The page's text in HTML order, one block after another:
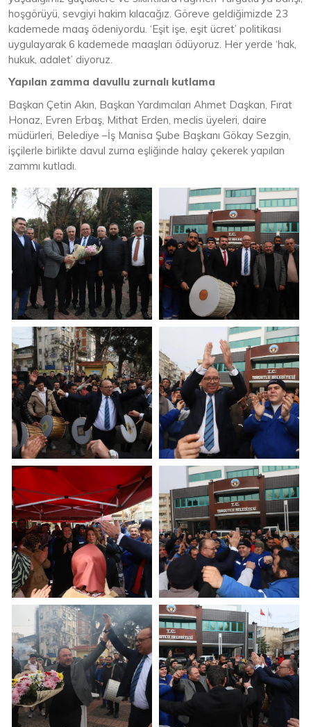
hoşgörüyü, sevgiyi hakim kılacağız. Göreve geldiğimizde 23
kademede maaş ödeniyordu. ‘Eşit işe, eşit ücret’ politikası
uygulayarak 6 kademede maaşları ödüyoruz. Her yerde ‘hak,
hukuk, adalet’ diyoruz.
Yapılan zamma davullu zurnalı kutlama
Başkan Çetin Akın, Başkan Yardımcıları Ahmet Daşkan, Fırat
Honaz, Evren Erbaş, Mithat Erden, meclis üyeleri, daire
müdürleri, Belediye –İş Manisa Şube Başkanı Gökay Sezgin,
işçilerle birlikte davul zurna eşliğinde halay çekerek yapılan
zammı kutladı.